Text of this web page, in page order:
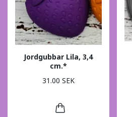
Jordgubbar Lila, 3,4
cm.*
31.00 SEK